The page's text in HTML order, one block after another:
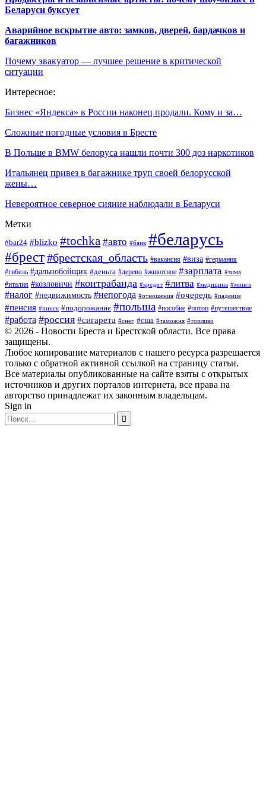
Беларуси буксует
Аварийное вскрытие авто: замков, дверей, бардачков и
багажников
Почему эвакуатор — лучшее решение в критической
ситуации
Интересное:
Бизнес «Яндекса» в России наконец продали. Кому и за…
Сложные погодные условия в Бресте
В Польше в BMW белоруса нашли почти 300 доз наркотиков
Итальянец привез в багажнике труп своей белорусской
жены…
Невероятное северное сияние наблюдали в Беларуси
Метки
#bar24 #blizko #tochka #авто #банк #беларусь
#брест#брестская_область #вакансия #виза #германия
#гибель #дальнобойщик #деньга #дерево #животное #зарплата #зима
#италия #козловичи #контрабанда #кредит #литва #медицина #минск
#налог #недвижимость #непогода #отношения #очередь #падение
#пенсия #пинск #подорожание #польша #пособие #потоп #путешествие
#работа #россия #сигарета #снег #сша #таможня #топливо
© 2026 - Новости Бреста и Брестской области. Все права
защищены.
Любое копирование материалов с нашего ресурса разрешается
только с обратной активной ссылкой на страницу статьи.
Все материалы опубликованные на сайте взяты с открытых
источников и других порталов интернета, все права на
авторство принадлежат их законным владельцам.
Sign in